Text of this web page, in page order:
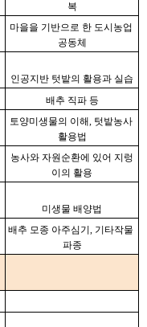
복
마을을 기반으로 한 도시농업
공동체
인공지반 텃밭의 활용과 실습
배추 직파 등
토양미생물의 이해, 텃밭농사
활용법
농사와 자원순환에 있어 지렁
이의 활용
미생물 배양법
배추 모종 아주심기, 기타작물
파종